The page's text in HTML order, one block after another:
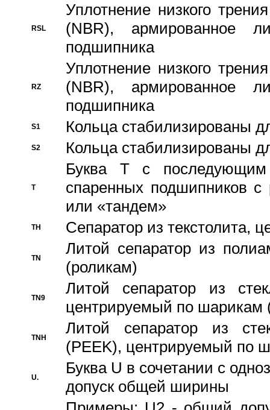
RSL
Уплотнение низкого
(NBR), армированное
подшипника
RZ
Уплотнение низкого
(NBR), армированное
подшипника
S1 Кольца стабилизированы
S2 Кольца стабилизированы
T
Буква T с
спаренных подшипников
или «тандем»
TH Сепаратор из текстолита,
TN
Литой сепаратор из
(роликам)
TN9
Литой сепаратор из
центрируемый по шарикам
TNH
Литой сепаратор из
(PEEK), центрируемый по
U.
Буква U в сочетании с
допуск общей ширины